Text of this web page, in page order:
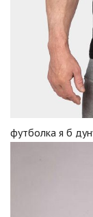
футболка я б